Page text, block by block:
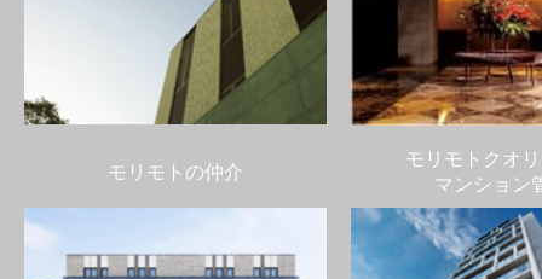
モリモトの仲介
モリモトクオ
マンション